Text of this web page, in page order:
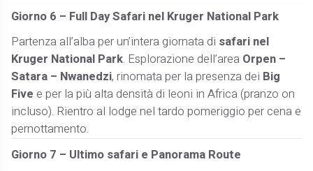
Giorno 6 – Full Day Safari nel Kruger National Park
Partenza all’alba per un’intera giornata di safari nel
Kruger National Park. Esplorazione dell’area Orpen –
Satara – Nwanedzi, rinomata per la presenza dei Big
Five e per la più alta densità di leoni in Africa (pranzo on
incluso). Rientro al lodge nel tardo pomeriggio per cena e
pernottamento.
Giorno 7 – Ultimo safari e Panorama Route